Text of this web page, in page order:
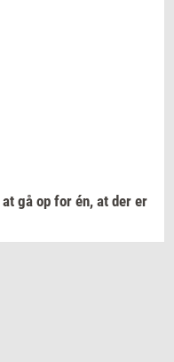
at gå op for én, at der er